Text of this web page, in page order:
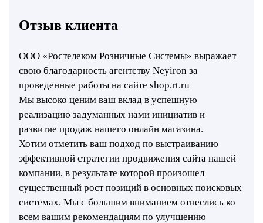
Отзыв клиента
ООО «Ростелеком Розничные Системы» выражает
свою благодарность агентству Neyiron за
проведенные работы на сайте shop.rt.ru
Мы высоко ценим ваш вклад в успешную
реализацию задуманных нами инициатив и
развитие продаж нашего онлайн магазина.
Хотим отметить ваш подход по выстраиванию
эффективной стратегии продвижения сайта нашей
компании, в результате которой произошел
существенный рост позиций в основных поисковых
системах. Мы с большим вниманием отнеслись ко
всем вашим рекомендациям по улучшению